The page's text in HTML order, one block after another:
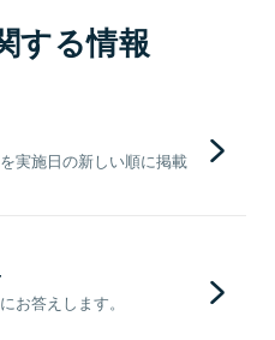
する情報
実施日の新しい順に掲載
お答えします。